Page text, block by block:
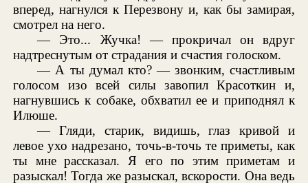
вперед, нагнулся к Перезвону и, как бы замирая,
смотрел на него.
— Это... Жучка! — прокричал он вдруг
надтреснутым от страдания и счастия голоском.
— А ты думал кто? — звонким, счастливым
голосом изо всей силы завопил Красоткин и,
нагнувшись к собаке, обхватил ее и приподнял к
Илюше.
— Гляди, старик, видишь, глаз кривой и
левое ухо надрезано, точь-в-точь те приметы, как
ты мне рассказал. Я его по этим приметам и
разыскал! Тогда же разыскал, вскорости. Она ведь